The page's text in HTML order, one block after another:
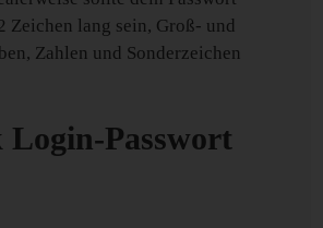
Zeichen lang sein, Groß- und
Zahlen und Sonderzeichen
Login-Passwort